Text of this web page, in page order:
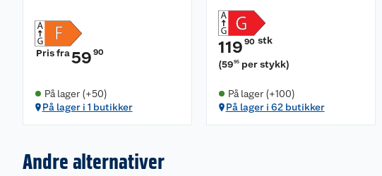
Pris fra59 90
På lager (+50)
På lager i 1 butikker
119 90 stk
(5995 per stykk)
På lager (+100)
På lager i 62 butikker
Andre alternativer